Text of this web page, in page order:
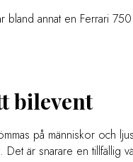
bland annat en Ferrari
bilevent
på människor och
Det är snarare en tillfällig